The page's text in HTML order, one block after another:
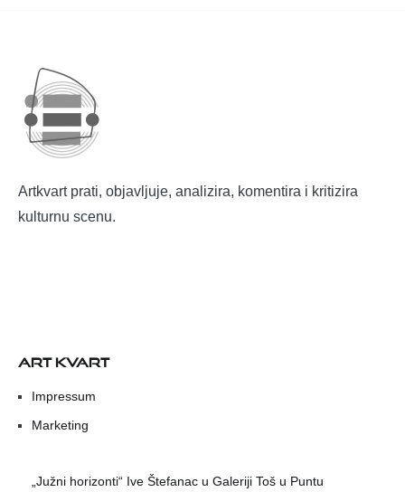
Artkvart prati, objavljuje, analizira, komentira i kritizira
kulturnu scenu.
ART KVART
Impressum
Marketing
„Južni horizonti“ Ive Štefanac u Galeriji Toš u Puntu